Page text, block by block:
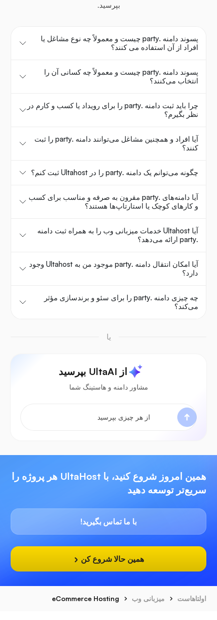
بپرسید.
پسوند دامنه .party چیست و معمولاً چه نوع مشاغل یا
افراد از آن استفاده می کنند؟
پسوند دامنه .party چیست و معمولاً چه کسانی آن را
انتخاب می‌کنند؟
چرا باید ثبت دامنه .party را برای رویداد یا کسب و کارم در
نظر بگیرم؟
آیا افراد و همچنین مشاغل می‌توانند دامنه .party را ثبت
کنند؟
چگونه می‌توانم یک دامنه .party را در Ultahost ثبت کنم؟
آیا دامنه‌های .party مقرون به صرفه و مناسب برای کسب
و کارهای کوچک یا استارتاپ‌ها هستند؟
آیا Ultahost خدمات میزبانی وب را به همراه ثبت دامنه
.party ارائه می‌دهد؟
آیا امکان انتقال دامنه .party موجود من به Ultahost وجود
دارد؟
چه چیزی دامنه .party را برای سئو و برندسازی مؤثر
می‌کند؟
یا
از UltaAI بپرسید
مشاور دامنه و هاستینگ شما
همین امروز شروع کنید، با UltaHost هر پروژه را
سریع‌تر توسعه دهید
با ما تماس بگیرید!
همین حالا شروع کن
اولتاهاست میزبانی وب eCommerce Hosting